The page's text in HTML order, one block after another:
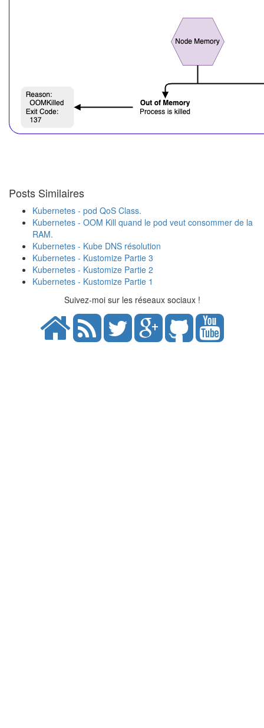
Posts Similaires
Kubernetes - pod QoS Class.
Kubernetes - OOM Kill quand le pod veut consommer de la
RAM.
Kubernetes - Kube DNS résolution
Kubernetes - Kustomize Partie 3
Kubernetes - Kustomize Partie 2
Kubernetes - Kustomize Partie 1
Suivez-moi sur les réseaux sociaux !